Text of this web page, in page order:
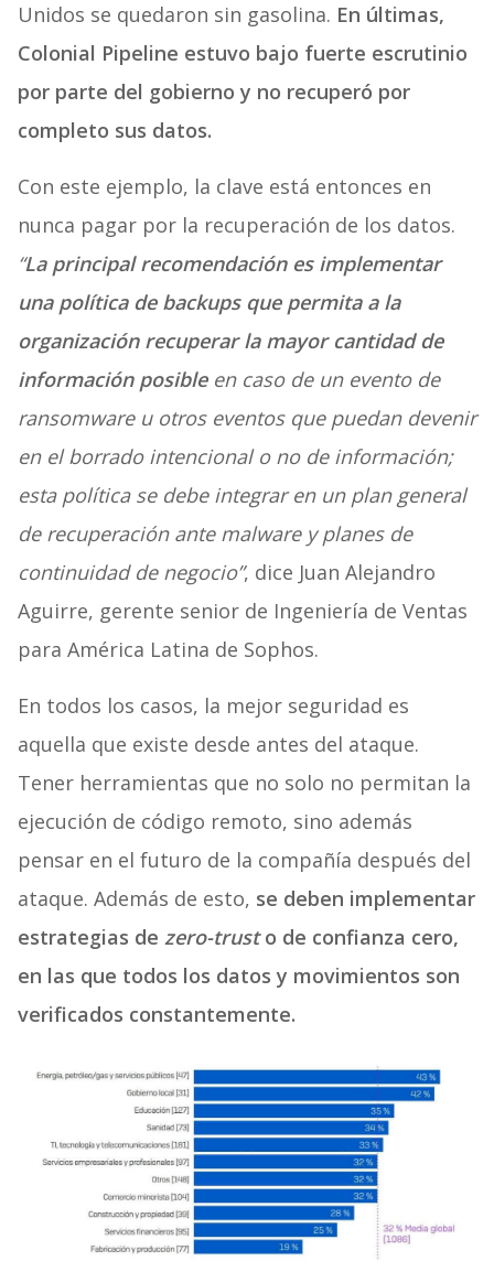
Unidos se quedaron sin gasolina. En últimas,
Colonial Pipeline estuvo bajo fuerte escrutinio
por parte del gobierno y no recuperó por
completo sus datos.
Con este ejemplo, la clave está entonces en
nunca pagar por la recuperación de los datos.
“La principal recomendación es implementar
una política de backups que permita a la
organización recuperar la mayor cantidad de
información posibleen caso de un evento de
ransomware u otros eventos que puedan devenir
en el borrado intencional o no de información;
esta política se debe integrar en un plan general
de recuperación ante malware y planes de
continuidad de negocio”, dice Juan Alejandro
Aguirre, gerente senior de Ingeniería de Ventas
para América Latina de Sophos.
En todos los casos, la mejor seguridad es
aquella que existe desde antes del ataque.
Tener herramientas que no solo no permitan la
ejecución de código remoto, sino además
pensar en el futuro de la compañía después del
ataque. Además de esto, se deben implementar
estrategias de zero-trusto de confianza cero,
en las que todos los datos y movimientos son
verificados constantemente.